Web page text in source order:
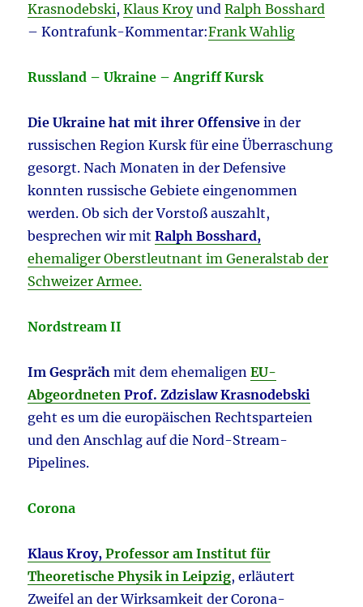
Krasnodebski,Klaus KroyundRalph Bosshard
– Kontrafunk-Kommentar:Frank Wahlig
Russland – Ukraine – Angriff Kursk
Die Ukraine hat mit ihrer Offensivein der
russischen Region Kursk für eine Überraschung
gesorgt. Nach Monaten in der Defensive
konnten russische Gebiete eingenommen
werden. Ob sich der Vorstoß auszahlt,
besprechen wir mitRalph Bosshard,
ehemaliger Oberstleutnant im Generalstab der
Schweizer Armee.
Nordstream II
Im Gespräch mit dem ehemaligenEU-
AbgeordnetenProf. Zdzislaw Krasnodebski
geht es um die europäischen Rechtsparteien
und den Anschlag auf die Nord-Stream-
Pipelines.
Corona
Klaus Kroy, Professor am Institut für
Theoretische Physik in Leipzig, erläutert
Zweifel an der Wirksamkeit der Corona-